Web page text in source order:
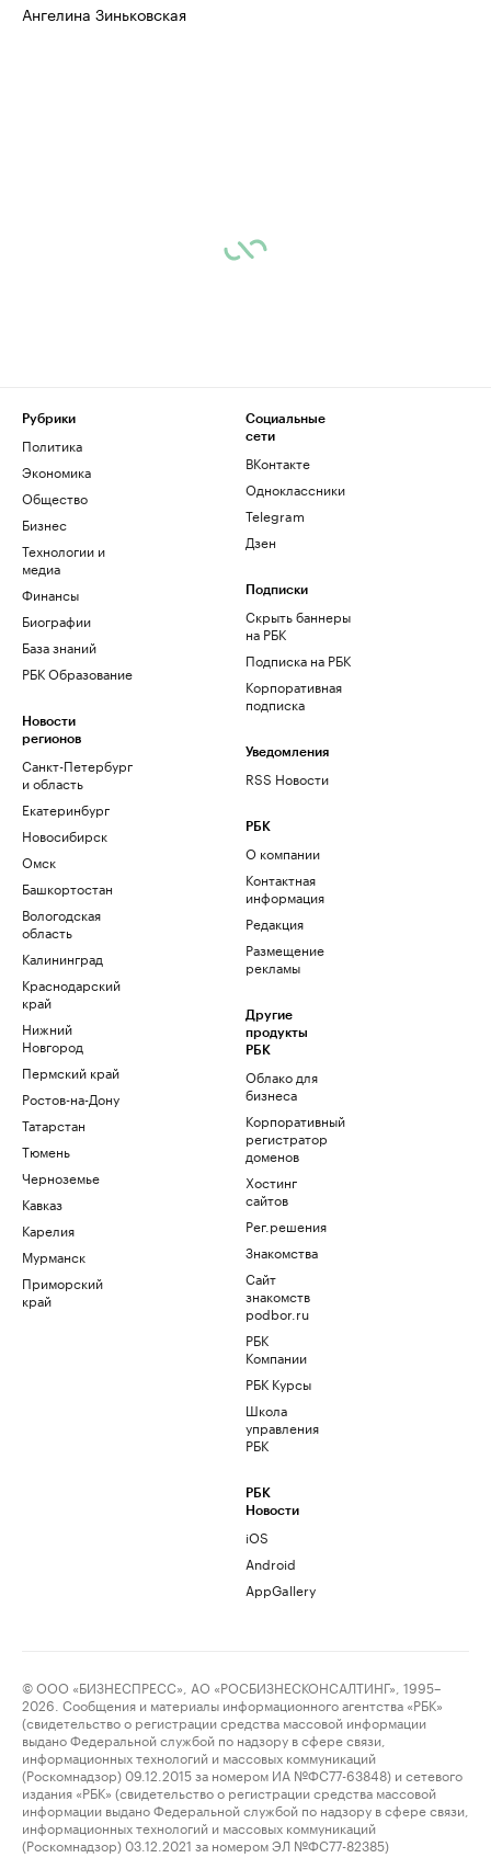
Ангелина Зиньковская
Рубрики
Политика
Экономика
Общество
Бизнес
Технологии и
медиа
Финансы
Биографии
База знаний
РБК Образование
Новости
регионов
Санкт-Петербург
и область
Екатеринбург
Новосибирск
Омск
Башкортостан
Вологодская
область
Калининград
Краснодарский
край
Нижний
Новгород
Пермский край
Ростов-на-Дону
Татарстан
Тюмень
Черноземье
Кавказ
Карелия
Мурманск
Приморский
край
Социальные
сети
ВКонтакте
Одноклассники
Telegram
Дзен
Подписки
Скрыть баннеры
на РБК
Подписка на РБК
Корпоративная
подписка
Уведомления
RSS Новости
РБК
О компании
Контактная
информация
Редакция
Размещение
рекламы
Другие
продукты
РБК
Облако для
бизнеса
Корпоративный
регистратор
доменов
Хостинг
сайтов
Рег.решения
Знакомства
Сайт
знакомств
podbor.ru
РБК
Компании
РБК Курсы
Школа
управления
РБК
РБК
Новости
iOS
Android
AppGallery
© ООО «БИЗНЕСПРЕСС», АО «РОСБИЗНЕСКОНСАЛТИНГ», 1995–
2026. Сообщения и материалы информационного агентства «РБК»
(свидетельство о регистрации средства массовой информации
выдано Федеральной службой по надзору в сфере связи,
информационных технологий и массовых коммуникаций
(Роскомнадзор) 09.12.2015 за номером ИА №ФС77-63848) и сетевого
издания «РБК» (свидетельство о регистрации средства массовой
информации выдано Федеральной службой по надзору в сфере связи,
информационных технологий и массовых коммуникаций
(Роскомнадзор) 03.12.2021 за номером ЭЛ №ФС77-82385)